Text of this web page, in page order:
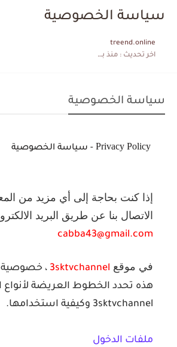
سياسة الخصوصية
treend.online
اخر تحديث :منذ بضع اعوام
سياسة الخصوصية
Privacy Policy - سياسة الخصوصية
إذا كنت بحاجة إلى أي مزيد من
الاتصال بنا عن طريق البريد
cabba43@gmail.com
في موقع 3sktvchannel ، خصوصية
هذه تحدد الخطوط العريضة
3sktvchannel وكيفية استخدامها.
ملفات الدخول